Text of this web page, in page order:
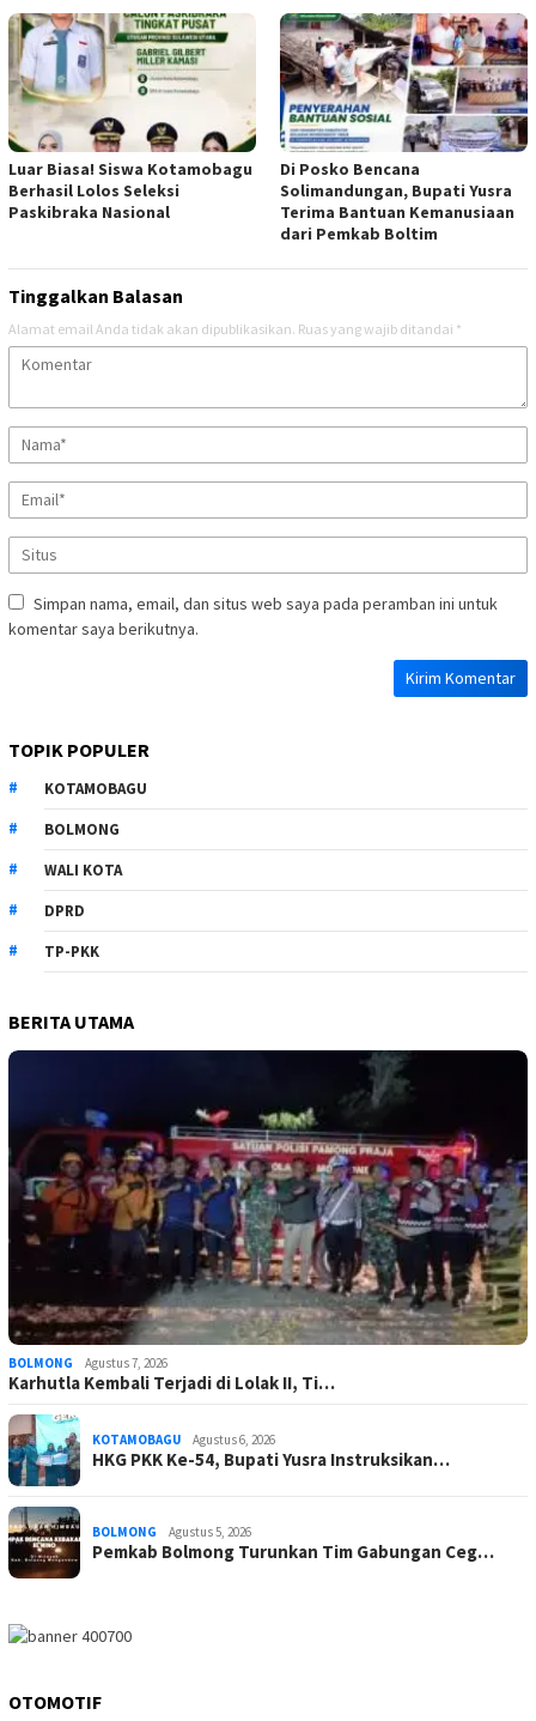
Luar Biasa! Siswa Kotamobagu
Berhasil Lolos Seleksi
Paskibraka Nasional
Di Posko Bencana
Solimandungan, Bupati Yusra
Terima Bantuan Kemanusiaan
dari Pemkab Boltim
Tinggalkan Balasan
Alamat email Anda tidak akan dipublikasikan. Ruas yang wajib ditandai *
Simpan nama, email, dan situs web saya pada peramban ini untuk
komentar saya berikutnya.
TOPIK POPULER
KOTAMOBAGU
BOLMONG
WALI KOTA
DPRD
TP-PKK
BERITA UTAMA
BOLMONG Agustus 7, 2026
Karhutla Kembali Terjadi di Lolak II, Ti…
KOTAMOBAGU Agustus 6, 2026
HKG PKK Ke-54, Bupati Yusra Instruksikan…
BOLMONG Agustus 5, 2026
Pemkab Bolmong Turunkan Tim Gabungan Ceg…
OTOMOTIF